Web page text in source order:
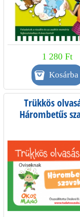
1 280 Ft
Trükkös
Hárombetűs